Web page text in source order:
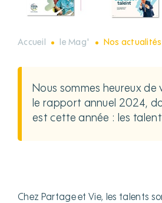
Accueil le Mag' Nos actualités
Nous sommes heureux de
le rapport annuel 2024,
est cette année : les
Chez Partage et Vie, les talents